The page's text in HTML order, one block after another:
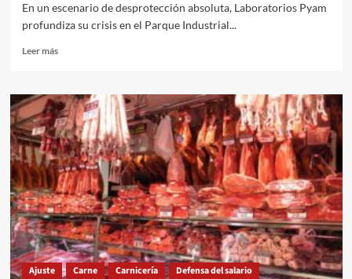
En un escenario de desprotección absoluta, Laboratorios Pyam
profundiza su crisis en el Parque Industrial...
Leer másRead
Pyam:
nueva
ola
de
despidos
en
la
fábrica
de
Gualeguaychú
Ajuste Carne Carnicería Defensa del salario